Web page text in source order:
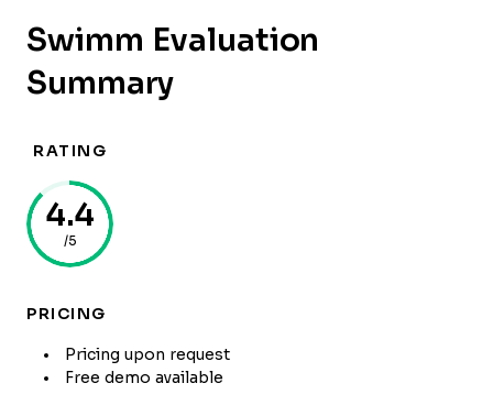
Swimm Evaluation
Summary
RATING
4.4
/5
PRICING
Pricing upon request
Free demo available